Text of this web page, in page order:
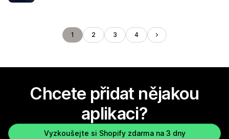
1 2 3 4
Chcete přidat nějakou
aplikaci?
Vyzkoušejte si Shopify zdarma na 3 dny